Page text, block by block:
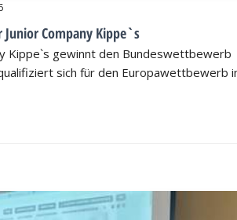
Junior Company Kippe`s
Kippe`s gewinnt den Bundeswettbewerb
sich für den Europawettbewerb